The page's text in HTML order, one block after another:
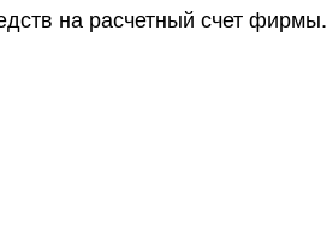
на расчетный счет фирмы.